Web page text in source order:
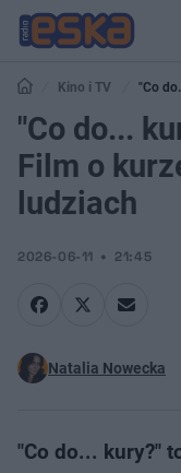
Kino i TV
"Co
o ludziach
"Co do...
Film o
ludziach
2026-06-11 21:45
Natalia Nowecka
"Co do... kury?"